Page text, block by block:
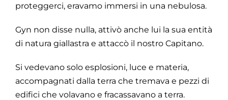
proteggerci, eravamo immersi in una nebulosa.
Gyn non disse nulla, attivò anche lui la sua entità
di natura giallastra e attaccò il nostro Capitano.
Si vedevano solo esplosioni, luce e materia,
accompagnati dalla terra che tremava e pezzi di
edifici che volavano e fracassavano a terra.